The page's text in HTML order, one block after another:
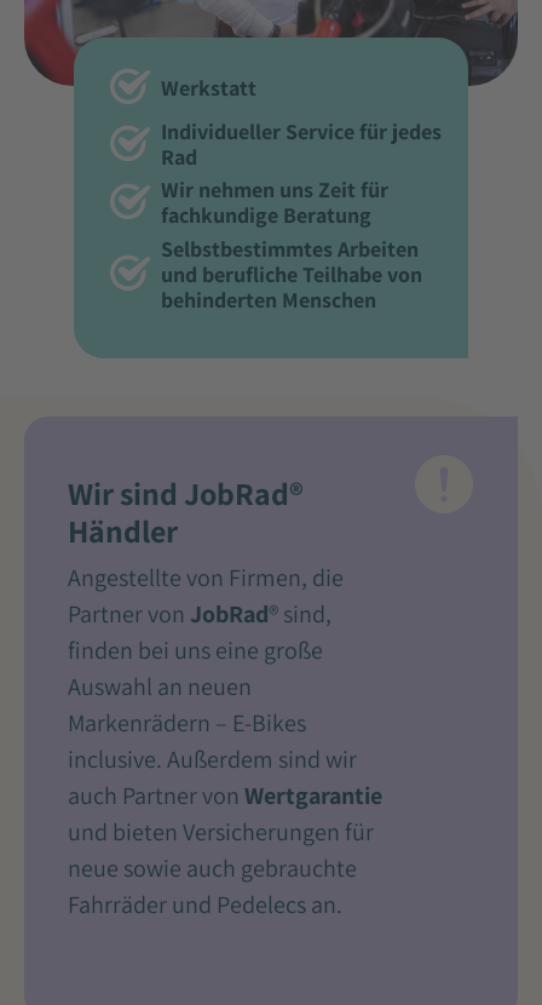
Werkstatt
Individueller Service für jedes
Rad
Wir nehmen uns Zeit für
fachkundige Beratung
Selbstbestimmtes Arbeiten
und berufliche Teilhabe von
behinderten Menschen
Wir sind JobRad®
Händler
Angestellte von Firmen, die
Partner von JobRad® sind,
finden bei uns eine große
Auswahl an neuen
Markenrädern – E-Bikes
inclusive. Außerdem sind wir
auch Partner von Wertgarantie
und bieten Versicherungen für
neue sowie auch gebrauchte
Fahrräder und Pedelecs an.